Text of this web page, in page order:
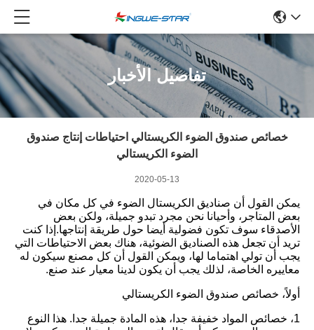
تفاصيل الأخبار
خصائص صندوق الضوء الكريستالي احتياطات إنتاج صندوق
الضوء الكريستالي
2020-05-13
يمكن القول أن صناديق الكريستال الضوء في كل مكان في
بعض المتاجر، وأحيانا نحن مجرد تبدو جميلة، ولكن بعض
الأصدقاء سوف تكون فضولية أيضا حول طريقة إنتاجها.إذا كنت
تريد أن تجعل هذه الصناديق الضوئية، هناك بعض الاحتياطات التي
يجب أن تولي اهتماما لها، ويمكن القول أن كل مصنع سيكون له
معاييره الخاصة، لذلك يجب أن يكون لدينا معيار عند صنع.
أولاً، خصائص صندوق الضوء الكريستالي
1، خصائص المواد خفيفة جدا، هذه المادة جميلة جدا. هذا النوع